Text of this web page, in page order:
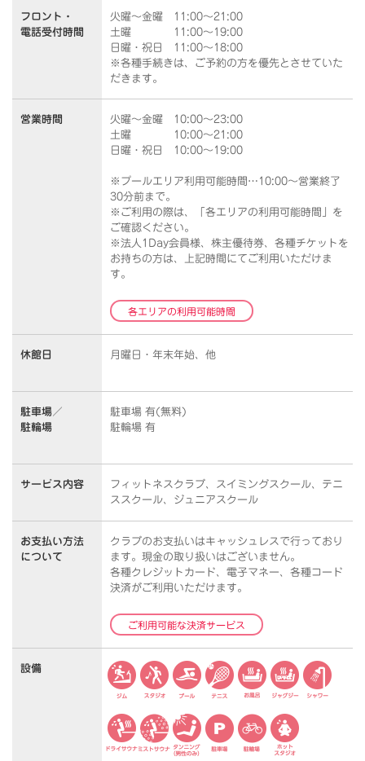
フロント・
電話受付時間
火曜～金曜 11:00～21:00
土曜 11:00～19:00
日曜・祝日 11:00～18:00
※各種手続きは、ご予約の方を優先とさせていた
だきます。
営業時間
火曜～金曜 10:00～23:00
土曜 10:00～21:00
日曜・祝日 10:00～19:00
※プールエリア利用可能時間…10:00～営業終了
30分前まで。
※ご利用の際は、「各エリアの利用可能時間」を
ご確認ください。
※法人1Day会員様、株主優待券、各種チケットを
お持ちの方は、上記時間にてご利用いただけま
す。
各エリアの利用可能時間
休館日 月曜日・年末年始、他
駐車場／
駐輪場
駐車場 有(無料)
駐輪場 有
サービス内容
フィットネスクラブ、スイミングスクール、テニ
ススクール、ジュニアスクール
お支払い方法
について
クラブのお支払いはキャッシュレスで行っており
ます。 現金の取り扱いはございません。
各種クレジットカード、電子マネー、各種コード
決済がご利用いただけます。
ご利用可能な決済サービス
設備